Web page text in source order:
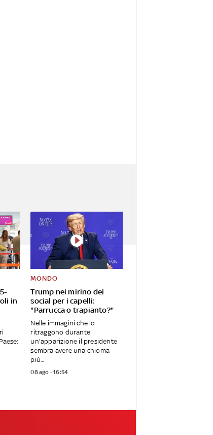
in
Trump nei mirino dei
social per i capelli:
"Parrucca o trapianto?"
MONDO
Nelle immagini che lo
ritraggono durante
un'apparizione il presidente
sembra avere una chioma
più...
08 ago - 16:54